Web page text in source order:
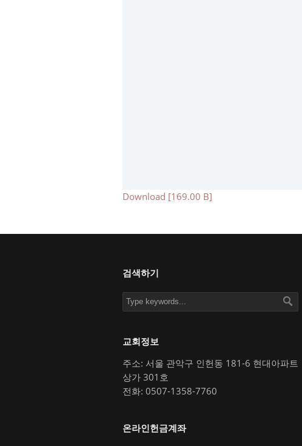
Download [169.00 B]
검색하기
교회정보
주소: 서울 관악구 인헌동 181-6 현대아파트
상가 301호
전화: 0507-1358-7760
온라인헌금계좌